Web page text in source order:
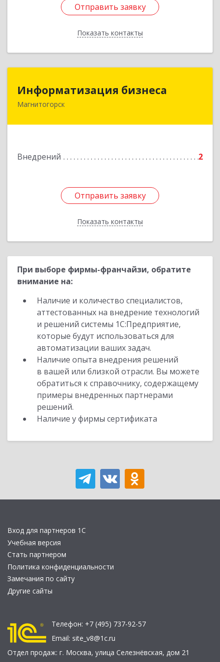
Отправить заявку
Показать контакты
Отправить заявку
Назад
Информатизация бизнеса
Магнитогорск
Внедрений 2
Отправить заявку
Показать контакты
Информатизация бизнеса
455019, Челябинская обл, Магнитогорск г,
Отправить заявку
Назад
При выборе фирмы-франчайзи, обратите
внимание на:
Наличие и количество специалистов,
аттестованных на внедрение технологий
и решений системы 1С:Предприятие,
которые будут использоваться для
автоматизации ваших задач.
Наличие опыта внедрения решений
в вашей или близкой отрасли. Вы можете
обратиться к справочнику, содержащему
примеры внедренных партнерами
решений.
Наличие у фирмы сертификата
Вход для партнеров 1С
Учебная версия
Стать партнером
Политика конфиденциальности
Замечания по сайту
Другие сайты
Телефон: +7 (495) 737-92-57
Email: site_v8@1c.ru
Отдел продаж: г. Москва, улица Селезнёвская, дом 21